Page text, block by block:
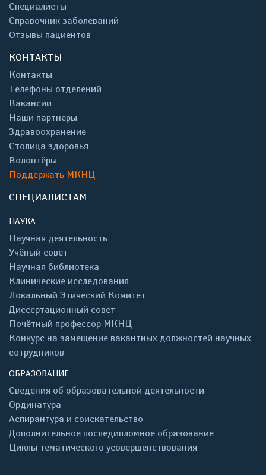
Специалисты
Справочник заболеваний
Отзывы пациентов
КОНТАКТЫ
Контакты
Телефоны отделений
Вакансии
Наши партнеры
Здравоохранение
Столица здоровья
Волонтёры
Поддержать МКНЦ
СПЕЦИАЛИСТАМ
НАУКА
Научная деятельность
Учёный совет
Научная библиотека
Клинические исследования
Локальный Этический Комитет
Диссертационный совет
Почётный профессор МКНЦ
Конкурс на замещение вакантных должностей научных
сотрудников
ОБРАЗОВАНИЕ
Сведения об образовательной деятельности
Ординатура
Аспирантура и соискательство
Дополнительное последипломное образование
Циклы тематического усовершенствования